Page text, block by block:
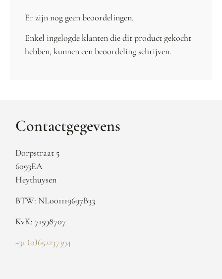
Er zijn nog geen beoordelingen.
Enkel ingelogde klanten die dit product gekocht
hebben, kunnen een beoordeling schrijven.
Contactgegevens
Dorpstraat 5
6093EA
Heythuysen
BTW: NL001119697B33
KvK: 71598707
+31 (0)652237394